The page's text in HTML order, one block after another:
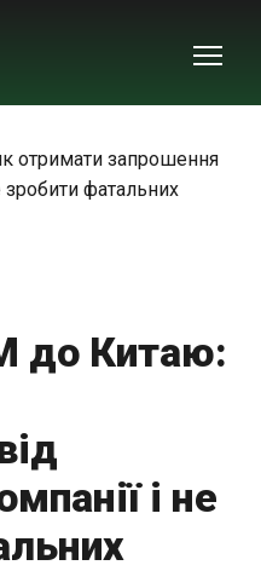
до Китаю:
і не